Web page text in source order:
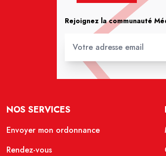
Rejoignez la communauté
NOS SERVICES
Envoyer mon ordonnance
Rendez-vous